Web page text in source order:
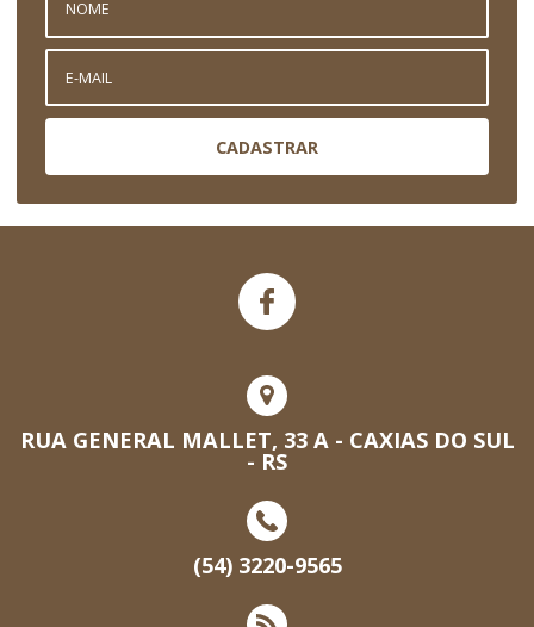
CADASTRAR
RUA GENERAL MALLET, 33 A - CAXIAS DO SUL
- RS
(54) 3220-9565